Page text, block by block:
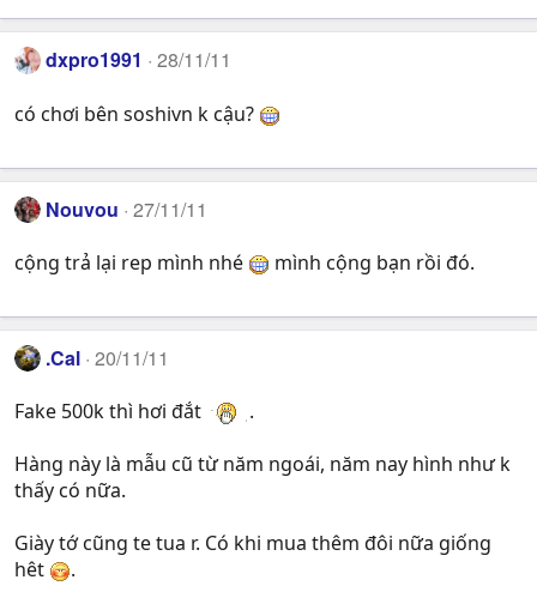
dxpro1991 28/11/11
có chơi bên soshivn k cậu?
Nouvou 27/11/11
cộng trả lại rep mình nhé mình cộng bạn rồi đó.
.Cal 20/11/11
Fake 500k thì hơi đắt
.
Hàng này là mẫu cũ từ năm ngoái, năm nay hình như k
thấy có nữa.
Giày tớ cũng te tua r. Có khi mua thêm đôi nữa giống
hêt
.